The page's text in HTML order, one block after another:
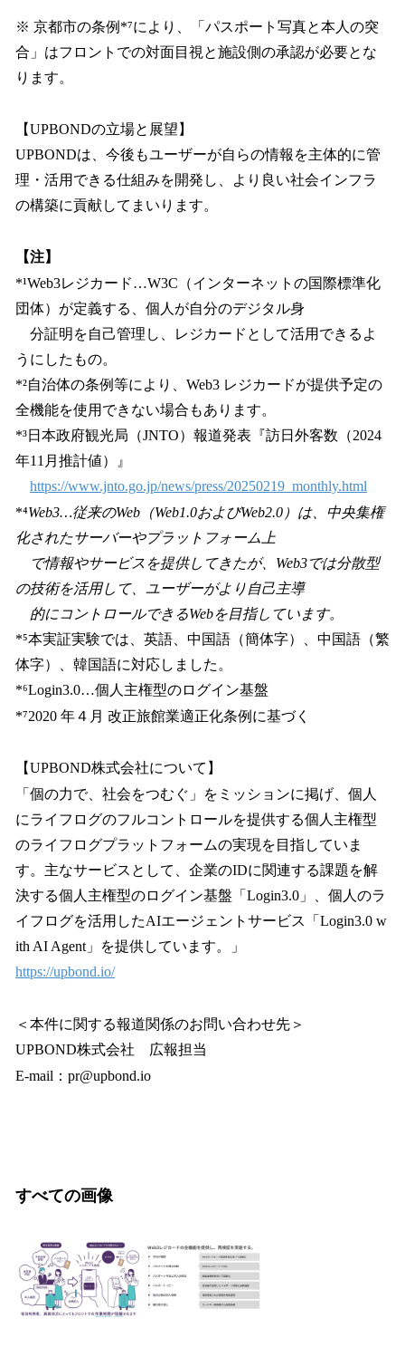
※ 京都市の条例*⁷により、「パスポート写真と本人の突
合」はフロントでの対面目視と施設側の承認が必要とな
ります。
【UPBONDの立場と展望】
UPBONDは、今後もユーザーが自らの情報を主体的に管
理・活用できる仕組みを開発し、より良い社会インフラ
の構築に貢献してまいります。
【注】
*¹Web3レジカード…W3C（インターネットの国際標準化
団体）が定義する、個人が自分のデジタル身
分証明を自己管理し、レジカードとして活用できるよ
うにしたもの。
*²自治体の条例等により、Web3 レジカードが提供予定の
全機能を使用できない場合もあります。
*³日本政府観光局（JNTO）報道発表『訪日外客数（2024
年11月推計値）』
https://www.jnto.go.jp/news/press/20250219_monthly.html
*⁴Web3…従来のWeb（Web1.0およびWeb2.0）は、中央集権
化されたサーバーやプラットフォーム上
で情報やサービスを提供してきたが、Web3では分散型
の技術を活用して、ユーザーがより自己主導
的にコントロールできるWebを目指しています。
*⁵本実証実験では、英語、中国語（簡体字）、中国語（繁
体字）、韓国語に対応しました。
*⁶Login3.0…個人主権型のログイン基盤
*⁷2020 年４月 改正旅館業適正化条例に基づく
【UPBOND株式会社について】
「個の力で、社会をつむぐ」をミッションに掲げ、個人
にライフログのフルコントロールを提供する個人主権型
のライフログプラットフォームの実現を目指していま
す。主なサービスとして、企業のIDに関連する課題を解
決する個人主権型のログイン基盤「Login3.0」、個人のラ
イフログを活用したAIエージェントサービス「Login3.0 w
ith AI Agent」を提供しています。」
https://upbond.io/
＜本件に関する報道関係のお問い合わせ先＞
UPBOND株式会社 広報担当
E-mail：pr@upbond.io
すべての画像